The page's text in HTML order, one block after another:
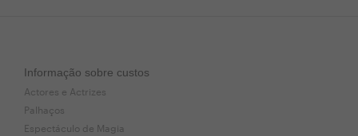
Informação sobre custos
Actores e Actrizes
Palhaços
Espectáculo de Magia